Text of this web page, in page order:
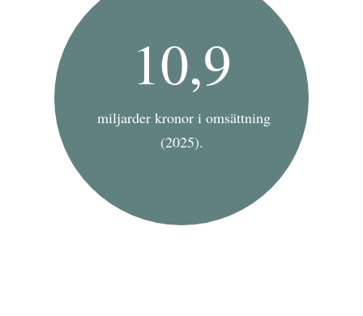
10,9
miljarder kronor i omsättning
(2025).